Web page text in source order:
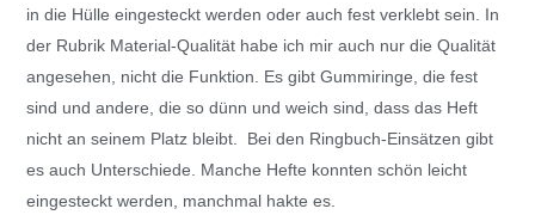
in die Hülle eingesteckt werden oder auch fest verklebt sein. In
der Rubrik Material-Qualität habe ich mir auch nur die Qualität
angesehen, nicht die Funktion. Es gibt Gummiringe, die fest
sind und andere, die so dünn und weich sind, dass das Heft
nicht an seinem Platz bleibt. Bei den Ringbuch-Einsätzen gibt
es auch Unterschiede. Manche Hefte konnten schön leicht
eingesteckt werden, manchmal hakte es.